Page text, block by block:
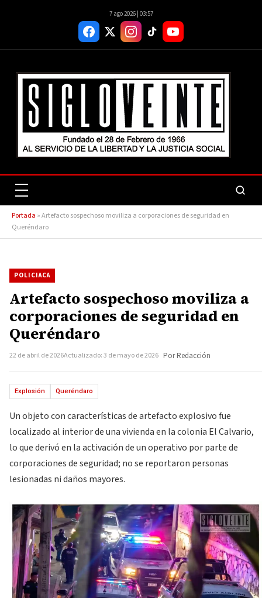
7 ago 2026 | 03:57
Portada »Artefacto sospechoso moviliza a corporaciones de seguridad en
Queréndaro
POLICIACA
Artefacto sospechoso moviliza a
corporaciones de seguridad en
Queréndaro
22 de abril de 2026Actualizado: 3 de mayo de 2026 Por Redacción
Explosión Queréndaro
Un objeto con características de artefacto explosivo fue
localizado al interior de una vivienda en la colonia El Calvario,
lo que derivó en la activación de un operativo por parte de
corporaciones de seguridad; no se reportaron personas
lesionadas ni daños mayores.